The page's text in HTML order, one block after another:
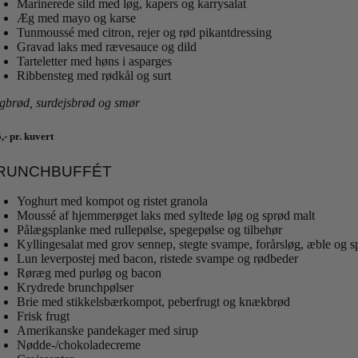
Marinerede sild med løg, kapers og karrysalat
Æg med mayo og karse
Tunmoussé med citron, rejer og rød pikantdressing
Gravad laks med rævesauce og dild
Tarteletter med høns i asparges
Ribbensteg med rødkål og surt
surdejsbrød og smør
pr. kuvert
Yoghurt med kompot og ristet granola
Moussé af hjemmerøget laks med syltede løg og sprød malt
Pålægsplanke med rullepølse, spegepølse og tilbehør
Kyllingesalat med grov sennep, stegte svampe, forårsløg, æble og
Lun leverpostej med bacon, ristede svampe og rødbeder
Røræg med purløg og bacon
Krydrede brunchpølser
Brie med stikkelsbærkompot, peberfrugt og knækbrød
Frisk frugt
Amerikanske pandekager med sirup
Nødde-/chokoladecreme